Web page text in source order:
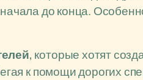
до конца.
, которые хотят
к помощи дорогих